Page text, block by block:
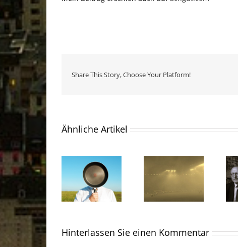
Share This Story, Choose Your Platform!
Ähnliche Artikel
Hinterlassen Sie einen Kommentar